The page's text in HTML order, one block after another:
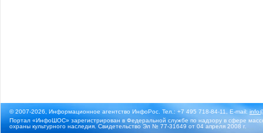
© 2007-2026, Информационное агентство ИнфоРос. Тел.: +7 495 718-84-11, E-mail:
Портал «ИнфоШОС» зарегистрирован в Федеральной службе по надзору в сфере
охраны культурного наследия. Свидетельство Эл № 77-31649 от 04 апреля 2008 г.